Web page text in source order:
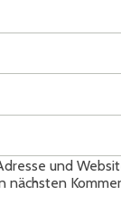
und
nächsten